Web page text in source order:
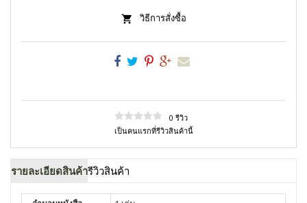
วิธีการสั่งซื้อ
0 รีวิว
เป็นคนแรกที่รีวิวสินค้านี้
รายละเอียดสินค้ารีวิวสินค้า